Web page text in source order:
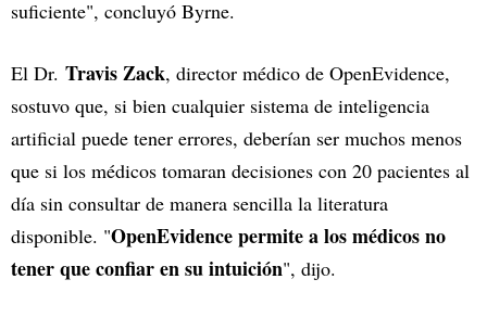
suficiente", concluyó Byrne.
El Dr. Travis Zack, director médico de OpenEvidence,
sostuvo que, si bien cualquier sistema de inteligencia
artificial puede tener errores, deberían ser muchos menos
que si los médicos tomaran decisiones con 20 pacientes al
día sin consultar de manera sencilla la literatura
disponible. "OpenEvidence permite a los médicos no
tener que confiar en su intuición", dijo.